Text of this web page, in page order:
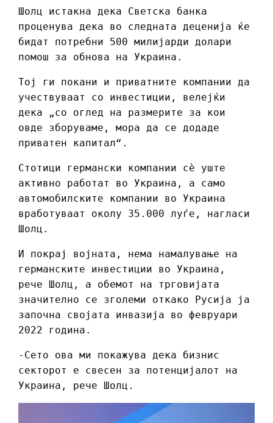
Шолц истакна дека Светска банка
проценува дека во следната деценија ќе
бидат потребни 500 милијарди долари
помош за обнова на Украина.
Тој ги покани и приватните компании да
учествуваат со инвестиции, велејќи
дека „со оглед на размерите за кои
овде зборуваме, мора да се додаде
приватен капитал“.
Стотици германски компании сè уште
активно работат во Украина, а само
автомобилските компании во Украина
вработуваат околу 35.000 луѓе, нагласи
Шолц.
И покрај војната, нема намалување на
германските инвестиции во Украина,
рече Шолц, а обемот на трговијата
значително се зголеми откако Русија ја
започна својата инвазија во февруари
2022 година.
-Сето ова ми покажува дека бизнис
секторот е свесен за потенцијалот на
Украина, рече Шолц.